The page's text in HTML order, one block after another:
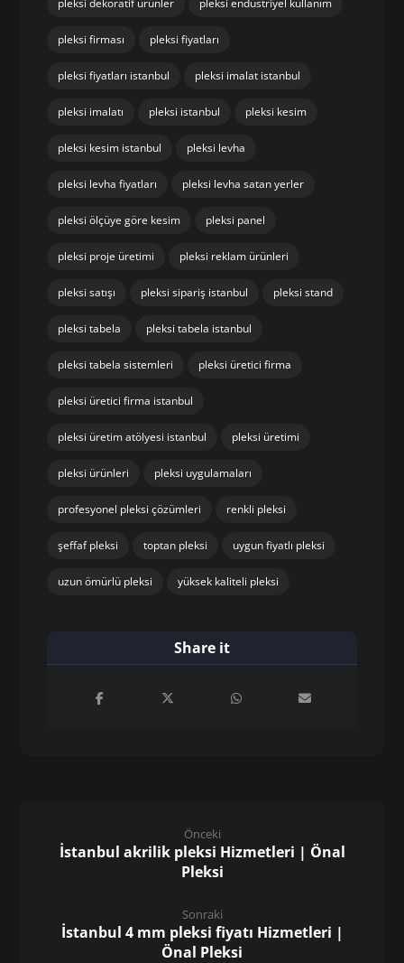
pleksi firması pleksi fiyatları
pleksi fiyatları istanbul pleksi imalat istanbul
pleksi imalatı pleksi istanbul pleksi kesim
pleksi kesim istanbul pleksi levha
pleksi levha fiyatları pleksi levha satan yerler
pleksi ölçüye göre kesim pleksi panel
pleksi proje üretimi pleksi reklam ürünleri
pleksi satışı pleksi sipariş istanbul pleksi stand
pleksi tabela pleksi tabela istanbul
pleksi tabela sistemleri pleksi üretici firma
pleksi üretici firma istanbul
pleksi üretim atölyesi istanbul pleksi üretimi
pleksi ürünleri pleksi uygulamaları
profesyonel pleksi çözümleri renkli pleksi
şeffaf pleksi toptan pleksi uygun fiyatlı pleksi
uzun ömürlü pleksi yüksek kaliteli pleksi
Önceki
İstanbul akrilik pleksi Hizmetleri | Önal
Pleksi
Sonraki
İstanbul 4 mm pleksi fiyatı Hizmetleri |
Önal Pleksi